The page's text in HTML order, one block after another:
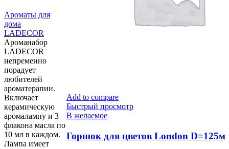
масло,
3штx10мл, (в
ассортименте)
LADECOR
Ароматы для
дома
LADECOR
Ароманабор
LADECOR
непременно
порадует
любителей
ароматерапии.
Включает
керамическую
аромалампу и 3
флакона масла по
10 мл в каждом.
Лампа имеет
Add to compare
Быстрый просмотр
В желаемое
Горшок для цветов London